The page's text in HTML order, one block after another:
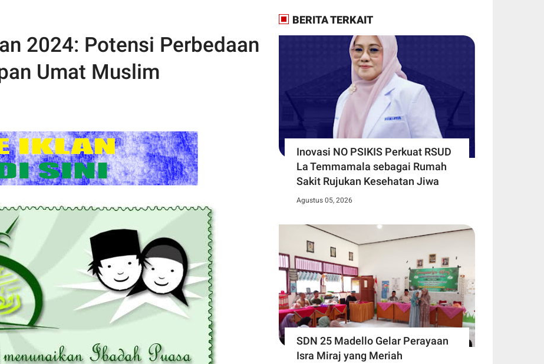
2024: Potensi Perbedaan
Umat Muslim
BERITA TERKAIT
Inovasi NO PSIKIS Perkuat RSUD
La Temmamala sebagai Rumah
Sakit Rujukan Kesehatan Jiwa
Agustus 05, 2026
SDN 25 Madello Gelar Perayaan
Isra Miraj yang Meriah